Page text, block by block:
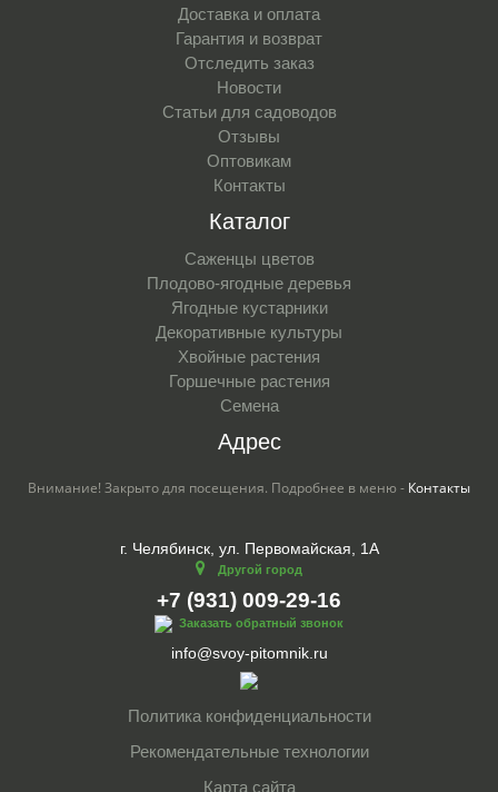
Доставка и оплата
Гарантия и возврат
Отследить заказ
Новости
Статьи для садоводов
Отзывы
Оптовикам
Контакты
Каталог
Саженцы цветов
Плодово-ягодные деревья
Ягодные кустарники
Декоративные культуры
Хвойные растения
Горшечные растения
Семена
Адрес
Внимание! Закрыто для посещения. Подробнее в меню - Контакты
г. Челябинск, ул. Первомайская, 1А
Другой город
+7 (931) 009-29-16
Заказать обратный звонок
info@svoy-pitomnik.ru
Политика конфиденциальности
Рекомендательные технологии
Карта сайта